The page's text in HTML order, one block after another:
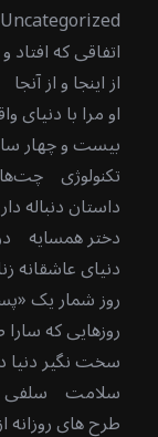
Uncategorized
اتفاقی که
از اینجا و از آنجا
او مرا با
بیست و چهار
تکنولوژی
داستان دنباله دار
دختر همسایه
دنیای عاشقانه
روز شمار یک
روزهایی که
سخت نگیر دنیا
سلامت سلفی
طرح های روزانه